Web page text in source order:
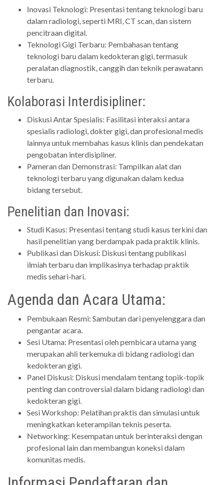
Inovasi Teknologi: Presentasi tentang teknologi baru
dalam radiologi, seperti MRI, CT scan, dan sistem
pencitraan digital.
Teknologi Gigi Terbaru: Pembahasan tentang
teknologi baru dalam kedokteran gigi, termasuk
peralatan diagnostik, canggih dan teknik perawatann
terbaru.
Kolaborasi Interdisipliner:
Diskusi Antar Spesialis: Fasilitasi interaksi antara
spesialis radiologi, dokter gigi, dan profesional medis
lainnya untuk membahas kasus klinis dan pendekatan
pengobatan interdisipliner.
Pameran dan Demonstrasi: Tampilkan alat dan
teknologi terbaru yang digunakan dalam kedua
bidang tersebut.
Penelitian dan Inovasi:
Studi Kasus: Presentasi tentang studi kasus terkini dan
hasil penelitian yang berdampak pada praktik klinis.
Publikasi dan Diskusi: Diskusi tentang publikasi
ilmiah terbaru dan implikasinya terhadap praktik
medis sehari-hari.
Agenda dan Acara Utama:
Pembukaan Resmi: Sambutan dari penyelenggara dan
pengantar acara.
Sesi Utama: Presentasi oleh pembicara utama yang
merupakan ahli terkemuka di bidang radiologi dan
kedokteran gigi.
Panel Diskusi: Diskusi mendalam tentang topik-topik
penting dan controversial dalam bidang radiologi dan
kedokteran gigi.
Sesi Workshop: Pelatihan praktis dan simulasi untuk
meningkatkan keterampilan teknis peserta.
Networking: Kesempatan untuk berinteraksi dengan
profesional lain dan membangun koneksi dalam
komunitas medis.